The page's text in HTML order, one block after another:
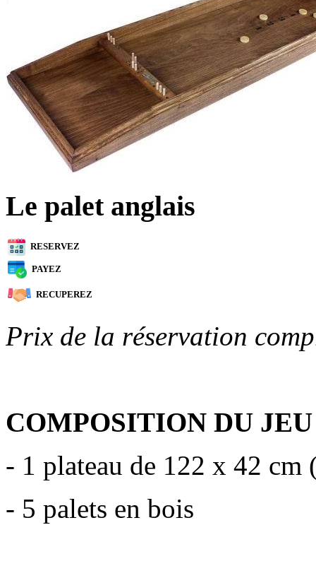
Le palet anglais
RESERVEZ
PAYEZ
RECUPEREZ
Prix de la réservation
COMPOSITION DU JEU
- 1 plateau de 122 x 42 cm
- 5 palets en bois